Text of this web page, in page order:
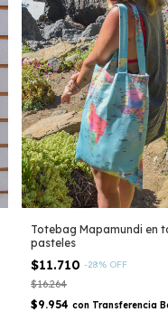
Totebag Mapamundi en
pasteles
$11.710 -28% OFF
$16.264
$9.954 con Transferencia